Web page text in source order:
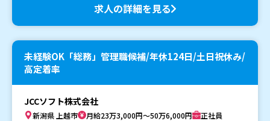
求人の詳細を見る
未経験OK「総務」管理職候補/年休124日/土日祝休み/
高定着率
JCCソフト株式会社
新潟県 上越市 月給23万3,000円～50万6,000円 正社員